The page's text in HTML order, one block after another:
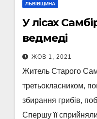
ЛЬВІВЩИНА
У лісах
ведмеді
ЖОВ 1, 2021
Житель Старого
третьокласником,
збирання грибів,
Спершу її